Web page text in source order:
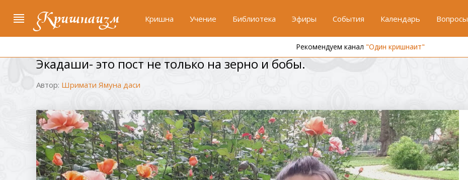
Кришнаизм Кришна Учение Библиотека Эфиры События Календарь Вопросы
Рекомендуем канал"Один кришнаит"
Экадаши- это пост не только на зерно и бобы.
Автор: Шримати Ямуна даси